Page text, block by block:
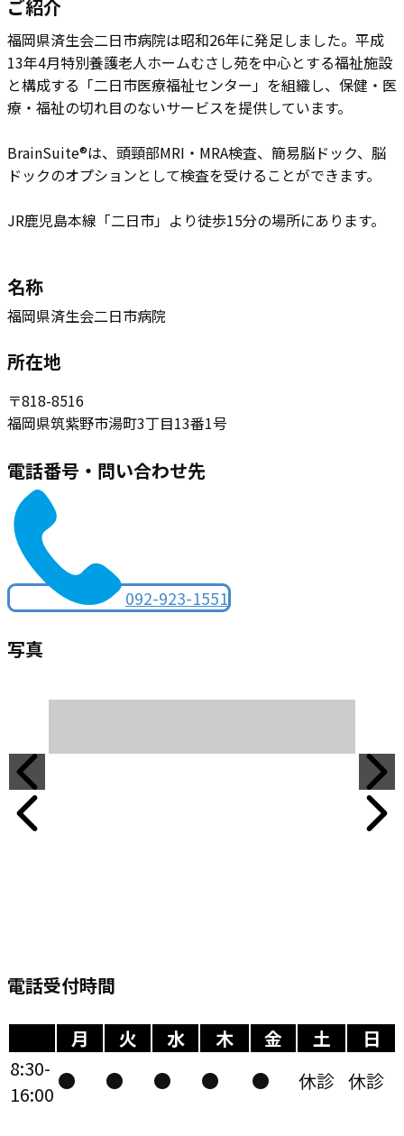
ご紹介
福岡県済生会二日市病院は​昭和26年に発足しました。​平成
13年4月特別養護老人ホームむさし苑を中心とする福祉施設
と構成する「二日市医療福祉センター」を組織し、保健・医
療・福祉の切れ目のないサービスを提供しています。
BrainSuite®は、頭頸部MRI・MRA検査、簡易脳ドック、脳
ドックのオプションとして検査を受けることができます。
JR鹿児島本線「二日市」より徒歩15分の場所にあります。
名称
福岡県済生会二日市病院
所在地
〒​818-8516
福岡県筑紫野市湯町3丁目13番1号
電話番号・問い合わせ先
092-923-1551
写真
電話受付時間
月 火 水 木 金 土
日
8:30-
16:00
● ● ● ● ● 休診 休診